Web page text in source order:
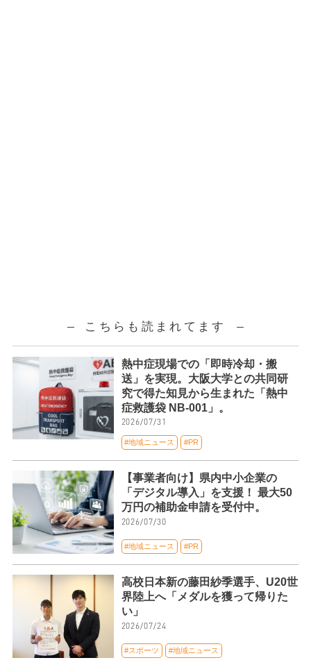
こちらも読まれてます
熱中症現場での「即時冷却・搬
送」を実現。大阪大学との共同研
究で得た知見から生まれた「熱中
症救護袋 NB-001」。
2026/07/31
#地域ニュース #PR
【事業者向け】県内中小企業の
「デジタル導入」を支援！ 最大50
万円の補助金申請を受付中。
2026/07/30
#地域ニュース #PR
高校日本新の藤田紗季選手、U20世
界陸上へ「メダルを獲って帰りた
い」
2026/07/24
#スポーツ #地域ニュース